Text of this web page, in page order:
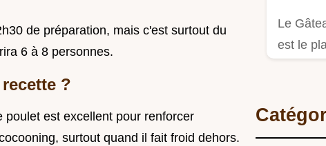
de préparation, mais c'est surtout du
6 à 8 personnes.
?
est excellent pour renforcer
surtout quand il fait froid dehors.
Le
est le